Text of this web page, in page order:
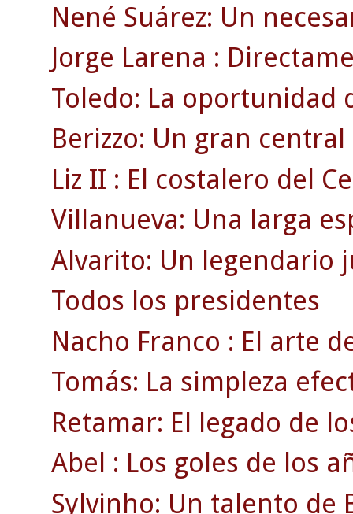
Nené Suárez: Un
Jorge Larena :
Toledo: La oportunidad
Berizzo: Un gran
Liz II : El costalero del
Villanueva: Una larga
Alvarito: Un legendario
Todos los presidentes
Nacho Franco : El arte
Tomás: La simpleza
Retamar: El legado de
Abel : Los goles de los
Sylvinho: Un talento de